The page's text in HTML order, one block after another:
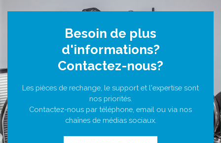
Besoin de plus
d'informations?
Contactez-nous?
Les pièces de rechange, le support et l'expertise sont
nos priorités.
Contactez-nous par téléphone, email ou via nos
chaînes de médias sociaux.